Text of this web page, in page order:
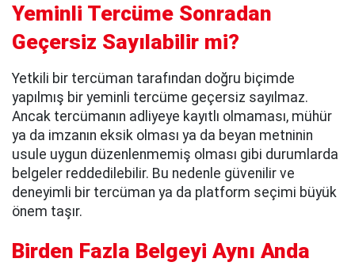
Yeminli Tercüme Sonradan
Geçersiz Sayılabilir mi?
Yetkili bir tercüman tarafından doğru biçimde
yapılmış bir yeminli tercüme geçersiz sayılmaz.
Ancak tercümanın adliyeye kayıtlı olmaması, mühür
ya da imzanın eksik olması ya da beyan metninin
usule uygun düzenlenmemiş olması gibi durumlarda
belgeler reddedilebilir. Bu nedenle güvenilir ve
deneyimli bir tercüman ya da platform seçimi büyük
önem taşır.
Birden Fazla Belgeyi Aynı Anda